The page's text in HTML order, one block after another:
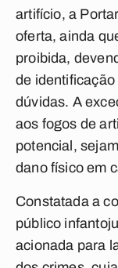
artifício, a
oferta, ainda
proibida,
de
dúvidas. A
aos fogos de
potencial,
dano físico em
Constatada a
público
acionada para